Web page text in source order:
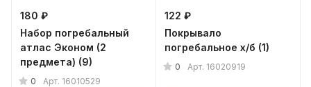
180 ₽
Набор погребальный
атлас Эконом (2
предмета) (9)
0 Арт. 16010529
122 ₽
Покрывало
погребальное х/б (1)
0 Арт. 16020919